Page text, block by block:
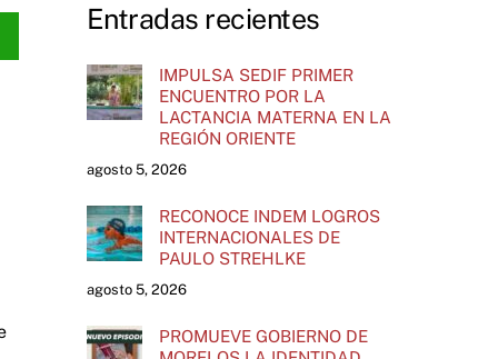
Entradas recientes
IMPULSA SEDIF PRIMER
ENCUENTRO POR LA
LACTANCIA MATERNA EN LA
REGIÓN ORIENTE
agosto 5, 2026
RECONOCE INDEM LOGROS
INTERNACIONALES DE
PAULO STREHLKE
agosto 5, 2026
PROMUEVE GOBIERNO DE